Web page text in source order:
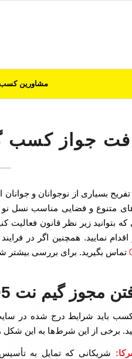
مشاورین کسب
جواز کسب گیم
تفریح بسیاری از نوجوانان و
متنوع و فضایی مناسب نسل
بتوانید زیر نظر قانون فعالیت
نمایید. همچنین اگر در
تماس بگیرید. برای بررسی بیشتر
مجوز گیم نت 1405
کسب باید شرایط درج شده در
برخی از این شرط‌ها به این شکل
شریکانی که تمایل به